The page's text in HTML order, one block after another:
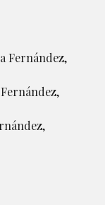
Fernández,